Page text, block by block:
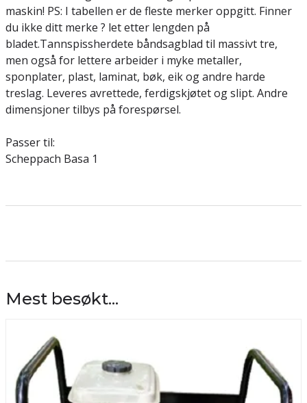
maskin! PS: I tabellen er de fleste merker oppgitt. Finner
du ikke ditt merke ? let etter lengden på
bladet.Tannspissherdete båndsagblad til massivt tre,
men også for lettere arbeider i myke metaller,
sponplater, plast, laminat, bøk, eik og andre harde
treslag. Leveres avrettede, ferdigskjøtet og slipt. Andre
dimensjoner tilbys på forespørsel.
Passer til:
Scheppach Basa 1
Mest besøkt...